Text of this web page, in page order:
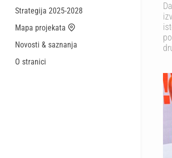
Održiva ekonomska saradnja i migracije
Strategija 2025-2028
Mapa projekata
Novosti & saznanja
O stranici